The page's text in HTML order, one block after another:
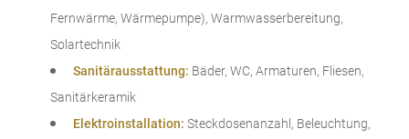
Fernwärme, Wärmepumpe), Warmwasserbereitung,
Solartechnik
Sanitärausstattung: Bäder, WC, Armaturen, Fliesen,
Sanitärkeramik
Elektroinstallation: Steckdosenanzahl, Beleuchtung,